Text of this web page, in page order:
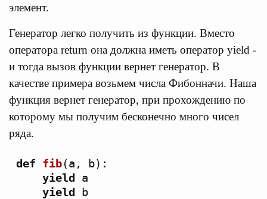
элемент.
Генератор легко получить из функции. Вместо
оператора return она должна иметь оператор yield -
и тогда вызов функции вернет генератор. В
качестве примера возьмем числа Фибонначи. Наша
функция вернет генератор, при прохождению по
которому мы получим бесконечно много чисел
ряда.
def fib(a , b):
yield a
yield b